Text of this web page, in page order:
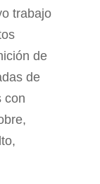
trabajo
de
de
con